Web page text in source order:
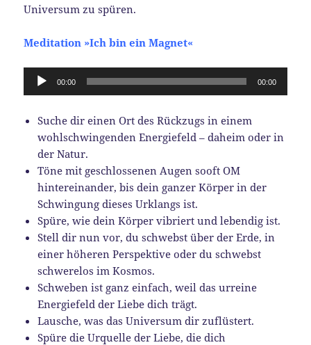
Universum zu spüren.
Meditation »Ich bin ein Magnet«
Audio-
00:00 00:00
Suche dir einen Ort des Rückzugs in einem
wohlschwingenden Energiefeld – daheim oder in
der Natur.
Töne mit geschlossenen Augen sooft OM
hintereinander, bis dein ganzer Körper in der
Schwingung dieses Urklangs ist.
Spüre, wie dein Körper vibriert und lebendig ist.
Stell dir nun vor, du schwebst über der Erde, in
einer höheren Perspektive oder du schwebst
schwerelos im Kosmos.
Schweben ist ganz einfach, weil das urreine
Energiefeld der Liebe dich trägt.
Lausche, was das Universum dir zuflüstert.
Spüre die Urquelle der Liebe, die dich